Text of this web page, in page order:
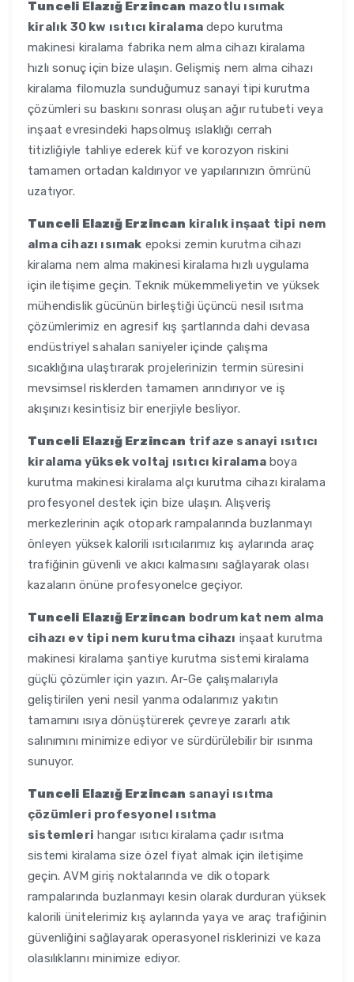
Tunceli Elazığ Erzincan mazotlu ısımak
kiralık 30 kw ısıtıcı kiralama depo kurutma
makinesi kiralama fabrika nem alma cihazı kiralama
hızlı sonuç için bize ulaşın. Gelişmiş nem alma cihazı
kiralama filomuzla sunduğumuz sanayi tipi kurutma
çözümleri su baskını sonrası oluşan ağır rutubeti veya
inşaat evresindeki hapsolmuş ıslaklığı cerrah
titizliğiyle tahliye ederek küf ve korozyon riskini
tamamen ortadan kaldırıyor ve yapılarınızın ömrünü
uzatıyor.
Tunceli Elazığ Erzincan kiralık inşaat tipi nem
alma cihazı ısımak epoksi zemin kurutma cihazı
kiralama nem alma makinesi kiralama hızlı uygulama
için iletişime geçin. Teknik mükemmeliyetin ve yüksek
mühendislik gücünün birleştiği üçüncü nesil ısıtma
çözümlerimiz en agresif kış şartlarında dahi devasa
endüstriyel sahaları saniyeler içinde çalışma
sıcaklığına ulaştırarak projelerinizin termin süresini
mevsimsel risklerden tamamen arındırıyor ve iş
akışınızı kesintisiz bir enerjiyle besliyor.
Tunceli Elazığ Erzincan trifaze sanayi ısıtıcı
kiralama yüksek voltaj ısıtıcı kiralamaboya
kurutma makinesi kiralama alçı kurutma cihazı kiralama
profesyonel destek için bize ulaşın. Alışveriş
merkezlerinin açık otopark rampalarında buzlanmayı
önleyen yüksek kalorili ısıtıcılarımız kış aylarında araç
trafiğinin güvenli ve akıcı kalmasını sağlayarak olası
kazaların önüne profesyonelce geçiyor.
Tunceli Elazığ Erzincan bodrum kat nem alma
cihazı ev tipi nem kurutma cihazı inşaat kurutma
makinesi kiralama şantiye kurutma sistemi kiralama
güçlü çözümler için yazın. Ar-Ge çalışmalarıyla
geliştirilen yeni nesil yanma odalarımız yakıtın
tamamını ısıya dönüştürerek çevreye zararlı atık
salınımını minimize ediyor ve sürdürülebilir bir ısınma
sunuyor.
Tunceli Elazığ Erzincan sanayi ısıtma
çözümleri profesyonel ısıtma
sistemleri hangar ısıtıcı kiralama çadır ısıtma
sistemi kiralama size özel fiyat almak için iletişime
geçin. AVM giriş noktalarında ve dik otopark
rampalarında buzlanmayı kesin olarak durduran yüksek
kalorili ünitelerimiz kış aylarında yaya ve araç trafiğinin
güvenliğini sağlayarak operasyonel risklerinizi ve kaza
olasılıklarını minimize ediyor.